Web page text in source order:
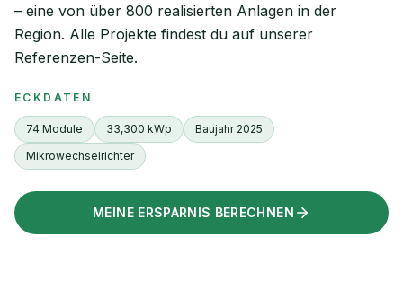
– eine von über 800 realisierten Anlagen in der
Region. Alle Projekte findest du auf unserer
Referenzen-Seite.
ECKDATEN
74 Module 33,300 kWp
Baujahr 2025
Mikrowechselrichter
MEINE ERSPARNIS BERECHNEN